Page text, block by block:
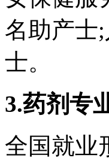
名助产士
士。
3.药剂专
全国就业